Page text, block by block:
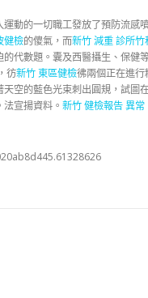
動的一切職工發放了預防流感
健檢的傻氣，而新竹 減重 診所竹
的代數題。囊及西醫攝生、保健
，彷新竹 東區健檢彿兩個正在進行
空的藍色光束刺出圓規，試圖
宣揚資料。 新竹 健檢報告 異常